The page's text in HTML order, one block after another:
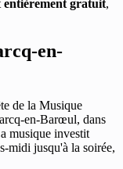
entièrement gratuit,
en-
de la Musique
en-Barœul, dans
musique investit
midi jusqu'à la soirée,